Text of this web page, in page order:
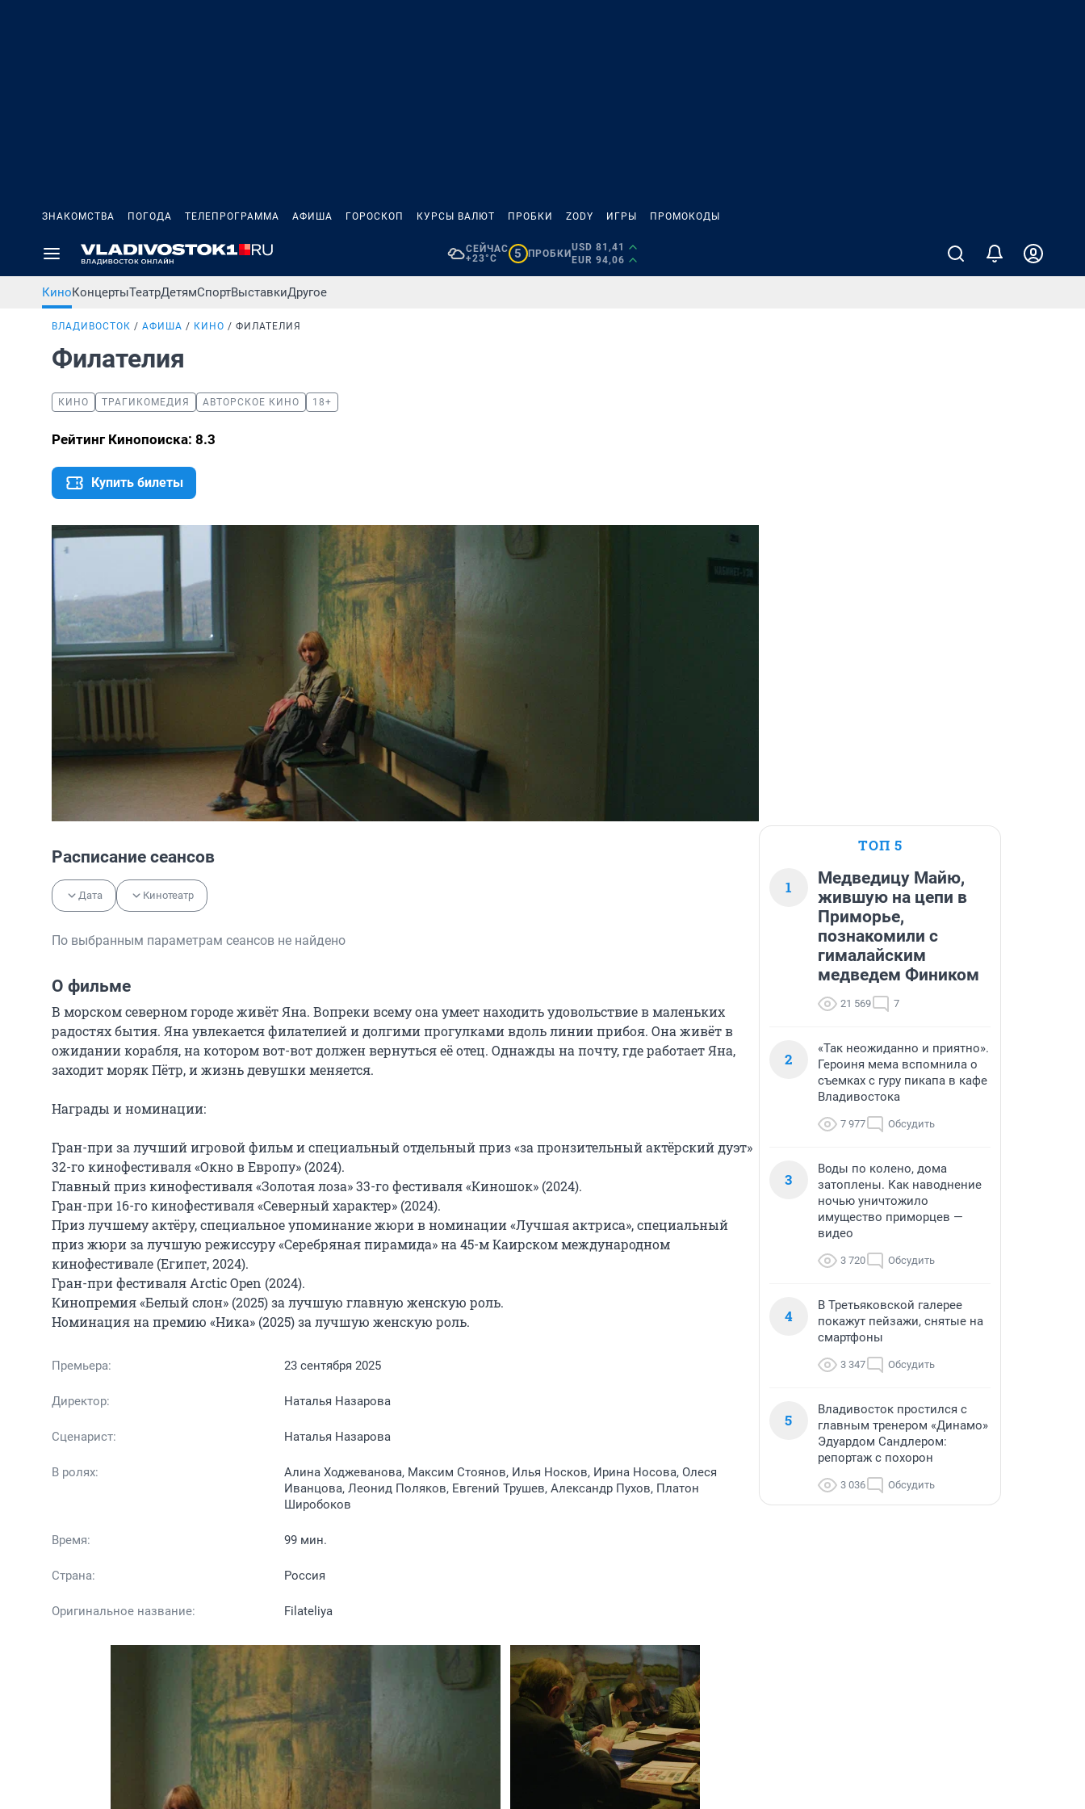
ЗНАКОМСТВА ПОГОДА ТЕЛЕПРОГРАММА АФИША ГОРОСКОП КУРСЫ ВАЛЮТ ПРОБКИ ZODY ИГРЫ ПРОМОКОДЫ
СЕЙЧАС
+23°C
5 ПРОБКИ
USD 81,41
EUR 94,06
КиноКонцертыТеатрДетямСпортВыставкиДругое
ВЛАДИВОСТОК АФИША КИНО ФИЛАТЕЛИЯ
Филателия
КИНО ТРАГИКОМЕДИЯ АВТОРСКОЕ КИНО 18+
Рейтинг Кинопоиска: 8.3
Купить билеты
Расписание сеансов
Дата Кинотеатр
По выбранным параметрам сеансов не найдено
О фильме
В морском северном городе живёт Яна. Вопреки всему она умеет находить удовольствие в маленьких
радостях бытия. Яна увлекается филателией и долгими прогулками вдоль линии прибоя. Она живёт в
ожидании корабля, на котором вот-вот должен вернуться её отец. Однажды на почту, где работает Яна,
заходит моряк Пётр, и жизнь девушки меняется.
Награды и номинации:
Гран-при за лучший игровой фильм и специальный отдельный приз «за пронзительный актёрский дуэт»
32-го кинофестиваля «Окно в Европу» (2024).
Главный приз кинофестиваля «Золотая лоза» 33-го фестиваля «Киношок» (2024).
Гран-при 16-го кинофестиваля «Северный характер» (2024).
Приз лучшему актёру, специальное упоминание жюри в номинации «Лучшая актриса», cпециальный
приз жюри за лучшую режиссуру «Серебряная пирамида» на 45-м Каирском международном
кинофестивале (Египет, 2024).
Гран-при фестиваля Arctic Open (2024).
Кинопремия «Белый слон» (2025) за лучшую главную женскую роль.
Номинация на премию «Ника» (2025) за лучшую женскую роль.
Премьера: 23 сентября 2025
Директор: Наталья Назарова
Сценарист: Наталья Назарова
В ролях:
Алина Ходжеванова, Максим Стоянов, Илья Носков, Ирина Носова, Олеся
Иванцова, Леонид Поляков, Евгений Трушев, Александр Пухов, Платон
Широбоков
Время: 99 мин.
Страна: Россия
Оригинальное название: Filateliya
ТОП 5
1
Медведицу Майю,
жившую на цепи в
Приморье,
познакомили с
гималайским
медведем Фиником
21 569 7
2
«Так неожиданно и приятно».
Героиня мема вспомнила о
съемках с гуру пикапа в кафе
Владивостока
7 977 Обсудить
3
Воды по колено, дома
затоплены. Как наводнение
ночью уничтожило
имущество приморцев —
видео
3 720 Обсудить
4
В Третьяковской галерее
покажут пейзажи, снятые на
смартфоны
3 347 Обсудить
5
Владивосток простился с
главным тренером «Динамо»
Эдуардом Сандлером:
репортаж с похорон
3 036 Обсудить